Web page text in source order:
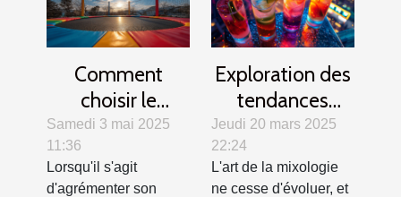
Comment
choisir le
trampoline idéal
pour votre jardin
?
Samedi 3 mai 2025
11:36
Lorsqu'il s'agit
d'agrémenter son
Exploration des
tendances
modernes des
cocktails au gin
Jeudi 20 mars 2025
22:24
L'art de la mixologie
ne cesse d'évoluer, et